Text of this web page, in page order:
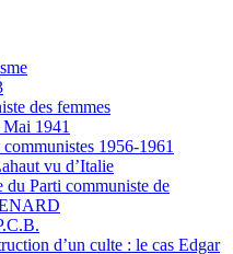
des femmes
1941
1956-1961
vu d’Italie
Parti communiste de
d’un culte : le cas Edgar